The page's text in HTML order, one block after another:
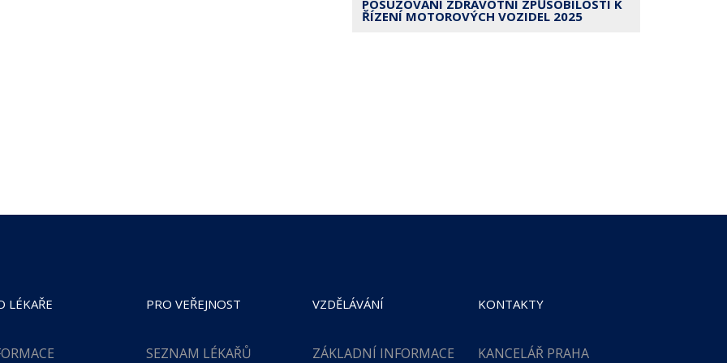
POSUZOVÁNÍ ZDRAVOTNÍ ZPŮSOBILOSTI K
ŘÍZENÍ MOTOROVÝCH VOZIDEL 2025
LÉKAŘE PRO VEŘEJNOST
SEZNAM LÉKAŘŮ
VZDĚLÁVÁNÍ
ZÁKLADNÍ INFORMACE
KONTAKTY
KANCELÁŘ PRAHA